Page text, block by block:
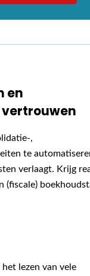
en
-,
te
verlaagt. Krijg
(fiscale)
lezen van vele